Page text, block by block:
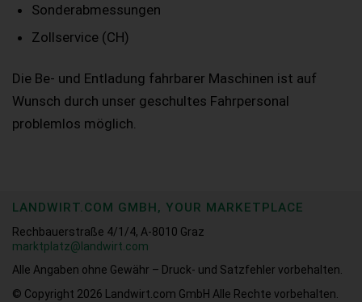
Sonderabmessungen
Zollservice (CH)
Die Be- und Entladung fahrbarer Maschinen ist auf
Wunsch durch unser geschultes Fahrpersonal
problemlos möglich.
LANDWIRT.COM GMBH, YOUR MARKETPLACE
Rechbauerstraße 4/1/4, A-8010 Graz
marktplatz@landwirt.com
Alle Angaben ohne Gewähr – Druck- und Satzfehler vorbehalten.
© Copyright 2026 Landwirt.com GmbH Alle Rechte vorbehalten.